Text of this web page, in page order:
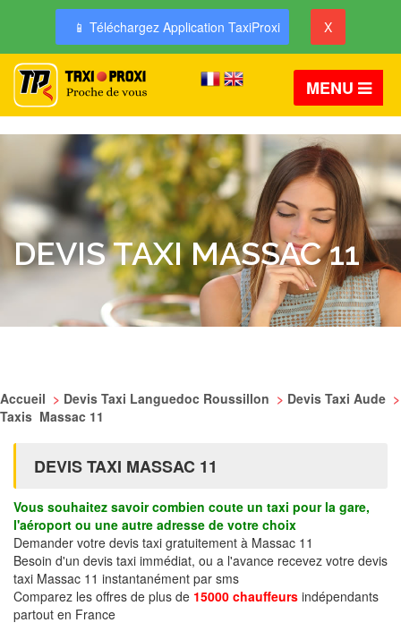
📱 Téléchargez Application TaxiProxi X
MENU
DEVIS TAXI MASSAC 11
Accueil > Devis Taxi Languedoc Roussillon > Devis Taxi Aude >
Taxis Massac 11
DEVIS TAXI MASSAC 11
Vous souhaitez savoir combien coute un taxi pour la gare,
l'aéroport ou une autre adresse de votre choix
Demander votre devis taxi gratuitement à Massac 11
Besoin d'un devis taxi immédiat, ou a l'avance recevez votre devis
taxi Massac 11 instantanément par sms
Comparez les offres de plus de 15000 chauffeurs indépendants
partout en France